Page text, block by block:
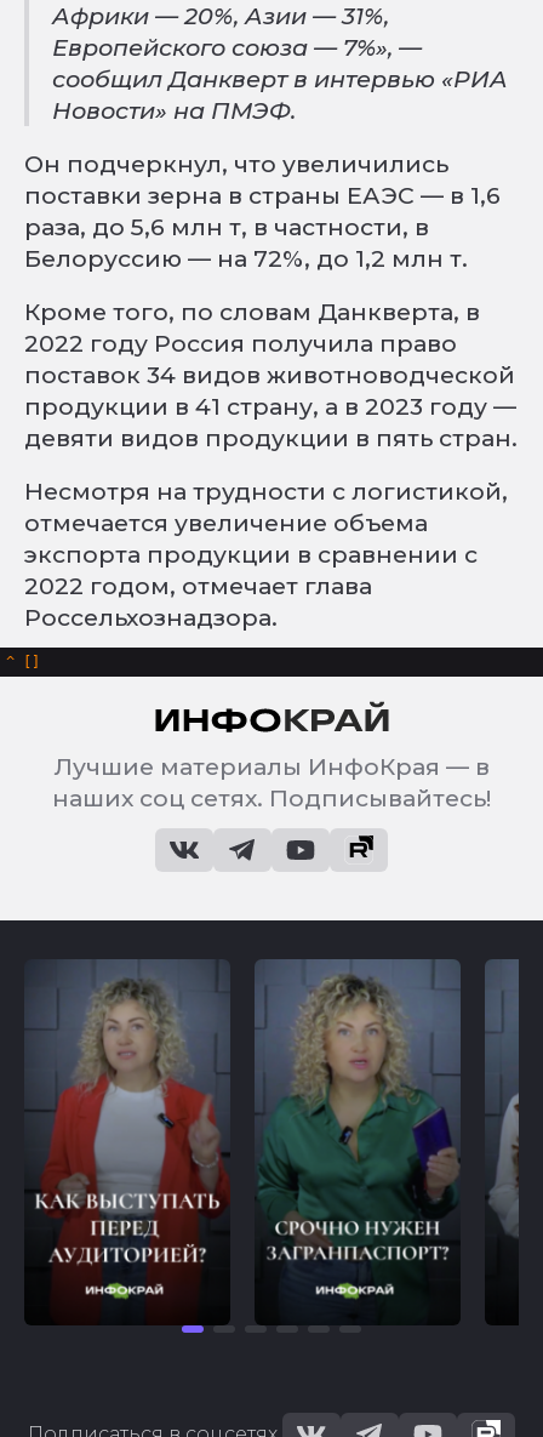
Африки — 20%, Азии — 31%,
Европейского союза — 7%», —
сообщил Данкверт в интервью «РИА
Новости» на ПМЭФ.
Он подчеркнул, что увеличились
поставки зерна в страны ЕАЭС — в 1,6
раза, до 5,6 млн т, в частности, в
Белоруссию — на 72%, до 1,2 млн т.
Кроме того, по словам Данкверта, в
2022 году Россия получила право
поставок 34 видов животноводческой
продукции в 41 страну, а в 2023 году —
девяти видов продукции в пять стран.
Несмотря на трудности с логистикой,
отмечается увеличение объема
экспорта продукции в сравнении с
2022 годом, отмечает глава
Россельхознадзора.
^
Лучшие материалы ИнфоКрая — в
наших соц сетях. Подписывайтесь!